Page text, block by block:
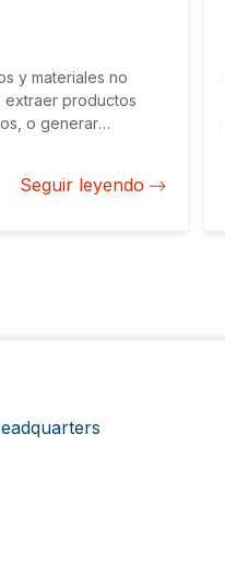
y materiales no
productos
o generar
a comunidades
Seguir leyendo